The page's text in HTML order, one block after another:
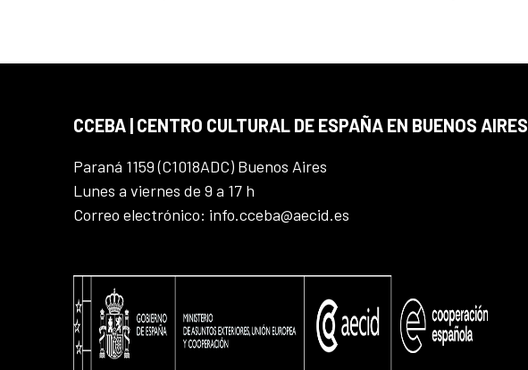
CCEBA | CENTRO CULTURAL DE ESPAÑA EN BUENOS AIRES
Paraná 1159 (C1018ADC) Buenos Aires
Lunes a viernes de 9 a 17 h
Correo electrónico: info.cceba@aecid.es